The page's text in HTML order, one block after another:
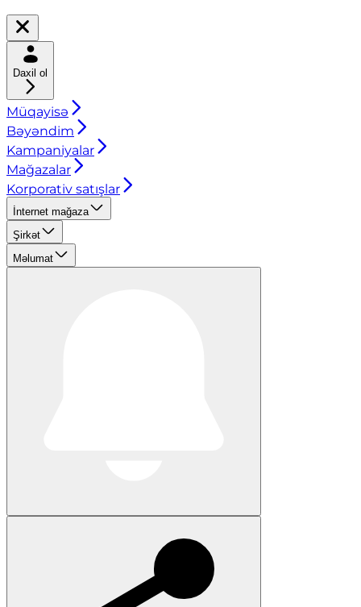
Daxil ol
Müqayisə
Bəyəndim
Kampaniyalar
Mağazalar
Korporativ satışlar
İnternet mağaza
Şirkət
Məlumat